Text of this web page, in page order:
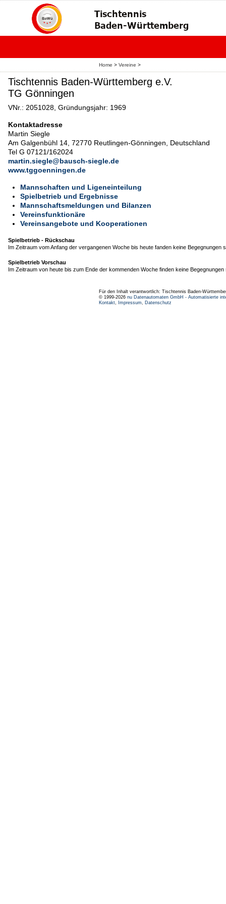
Home > Vereine >
Tischtennis Baden-Württemberg e.V.
TG Gönningen
VNr.: 2051028, Gründungsjahr: 1969
Kontaktadresse
Martin Siegle
Am Galgenbühl 14, 72770 Reutlingen-Gönningen, Deutschland
Tel G 07121/162024
martin.siegle@bausch-siegle.de
www.tggoenningen.de
Mannschaften und Ligeneinteilung
Spielbetrieb und Ergebnisse
Mannschaftsmeldungen und Bilanzen
Vereinsfunktionäre
Vereinsangebote und Kooperationen
Spielbetrieb - Rückschau
Im Zeitraum vom Anfang der vergangenen Woche bis heute fanden keine Begegnungen
Spielbetrieb Vorschau
Im Zeitraum von heute bis zum Ende der kommenden Woche finden keine Begegnungen
Für den Inhalt verantwortlich: Tischtennis Baden-
© 1999-2026 nu Datenautomaten GmbH - Automatisierte
Kontakt, Impressum, Datenschutz